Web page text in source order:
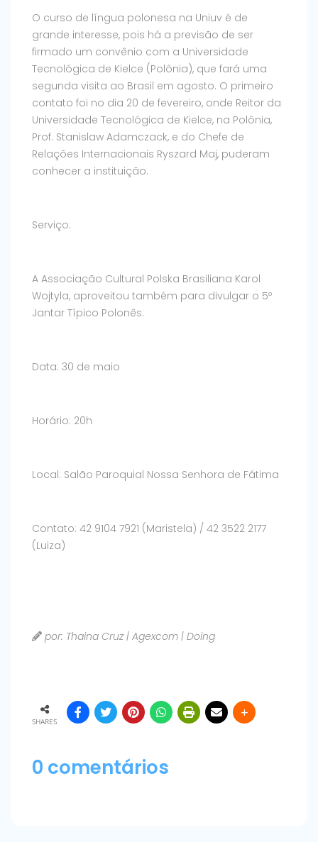
O curso de língua polonesa na Uniuv é de
grande interesse, pois há a previsão de ser
firmado um convênio com a Universidade
Tecnológica de Kielce (Polônia), que fará uma
segunda visita ao Brasil em agosto. O primeiro
contato foi no dia 20 de fevereiro, onde Reitor da
Universidade Tecnológica de Kielce, na Polônia,
Prof. Stanislaw Adamczack, e do Chefe de
Relações Internacionais Ryszard Maj, puderam
conhecer a instituição.
Serviço:
A Associação Cultural Polska Brasiliana Karol
Wojtyla, aproveitou também para divulgar o 5º
Jantar Típico Polonês.
Data: 30 de maio
Horário: 20h
Local: Salão Paroquial Nossa Senhora de Fátima
Contato: 42 9104 7921 (Maristela) / 42 3522 2177
(Luiza)
por: Thaina Cruz | Agexcom | Doing
SHARES
0 comentários